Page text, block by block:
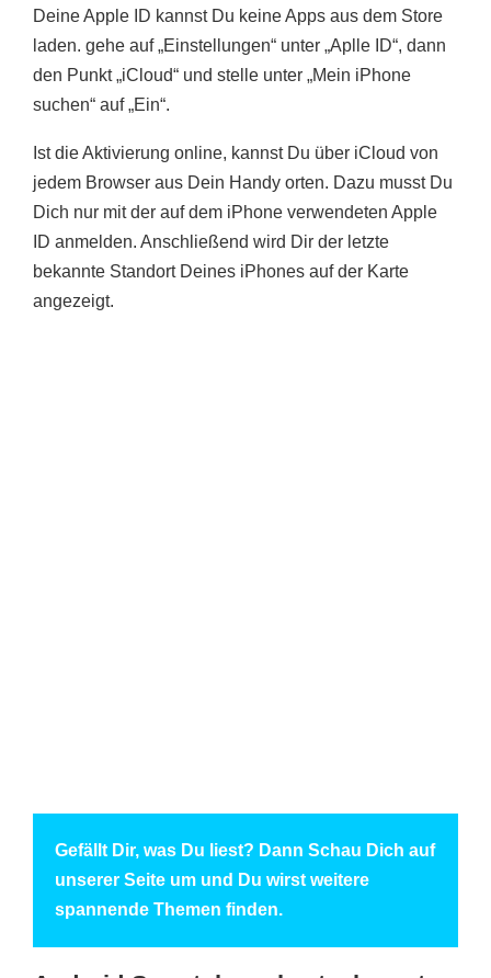
Deine Apple ID kannst Du keine Apps aus dem Store
laden. gehe auf „Einstellungen“ unter „Aplle ID“, dann
den Punkt „iCloud“ und stelle unter „Mein iPhone
suchen“ auf „Ein“.
Ist die Aktivierung online, kannst Du über iCloud von
jedem Browser aus Dein Handy orten. Dazu musst Du
Dich nur mit der auf dem iPhone verwendeten Apple
ID anmelden. Anschließend wird Dir der letzte
bekannte Standort Deines iPhones auf der Karte
angezeigt.
Gefällt Dir, was Du liest? Dann Schau Dich auf
unserer Seite um und Du wirst weitere
spannende Themen finden.